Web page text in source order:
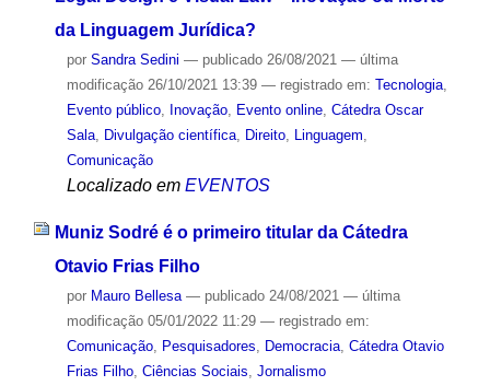
da Linguagem Jurídica?
por Sandra Sedini — publicado26/08/2021 — última
modificação26/10/2021 13:39 — registrado em: Tecnologia,
Evento público, Inovação, Evento online, Cátedra Oscar
Sala, Divulgação científica, Direito, Linguagem,
Comunicação
Localizado em EVENTOS
Muniz Sodré é o primeiro titular da Cátedra
Otavio Frias Filho
por Mauro Bellesa — publicado24/08/2021 — última
modificação05/01/2022 11:29 — registrado em:
Comunicação, Pesquisadores, Democracia, Cátedra Otavio
Frias Filho, Ciências Sociais, Jornalismo